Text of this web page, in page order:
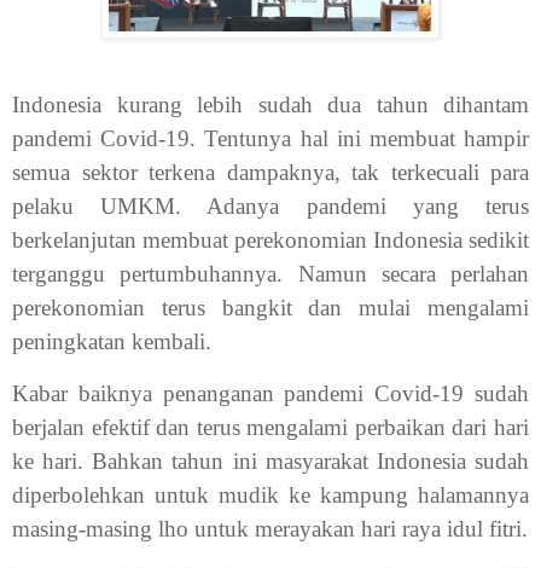
Indonesia kurang lebih sudah dua tahun dihantam
pandemi Covid-19. Tentunya hal ini membuat hampir
semua sektor terkena dampaknya, tak terkecuali para
pelaku UMKM. Adanya pandemi yang terus
berkelanjutan membuat perekonomian Indonesia sedikit
terganggu pertumbuhannya. Namun secara perlahan
perekonomian terus bangkit dan mulai mengalami
peningkatan kembali.
Kabar baiknya penanganan pandemi Covid-19 sudah
berjalan efektif dan terus mengalami perbaikan dari hari
ke hari. Bahkan tahun ini masyarakat Indonesia sudah
diperbolehkan untuk mudik ke kampung halamannya
masing-masing lho untuk merayakan hari raya idul fitri.